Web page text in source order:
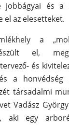
jobbágyai és a
el az elesetteket.
a
el,
és
a honvédség
társadalmi
Vadász György
aki egy